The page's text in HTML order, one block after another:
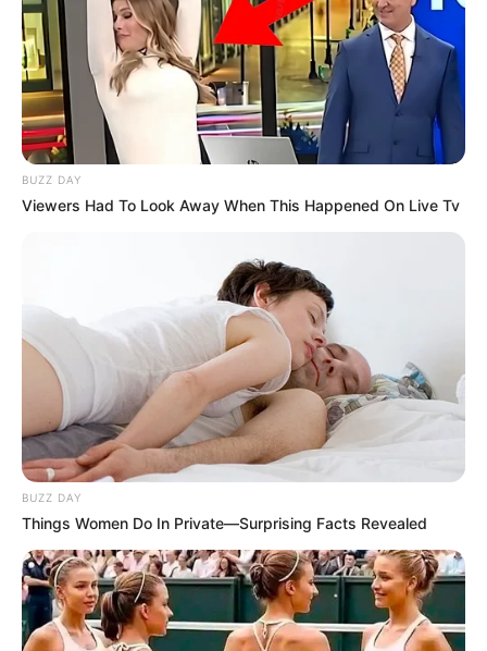
These Scenes Sparked Conversations Beyond The
Film
BUZZ DAY
Viewers Had To Look Away When This Happened On Live Tv
BUZZ DAY
Things Women Do In Private—Surprising Facts Revealed